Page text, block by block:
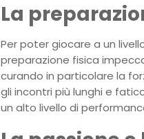
La
Per poter giocare a un
preparazione fisica
curando in particolare la
gli incontri più lunghi e
un alto livello di